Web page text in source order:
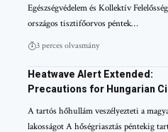
Egészségvédelem és Kollektív
országos tisztifőorvos péntek…
3 perces olvasmány
Heatwave Alert Extended:
Precautions for Hungarian
A tartós hőhullám veszélyezteti a
lakosságot A hőségriasztás péntekig